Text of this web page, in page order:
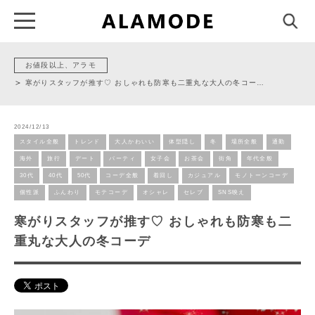
お値段以上、アラモ
寒がりスタッフが推す♡ おしゃれも防寒も二重丸な大人の冬コー…
2024/12/13
スタイル全般 トレンド 大人かわいい 体型隠し 冬 場所全般 通勤
海外 旅行 デート パーティ 女子会 お茶会 街角 年代全般
30代 40代 50代 コーデ全般 着回し カジュアル モノトーンコーデ
個性派 ふんわり モテコーデ オシャレ セレブ SNS映え
寒がりスタッフが推す♡ おしゃれも防寒も二
重丸な大人の冬コーデ